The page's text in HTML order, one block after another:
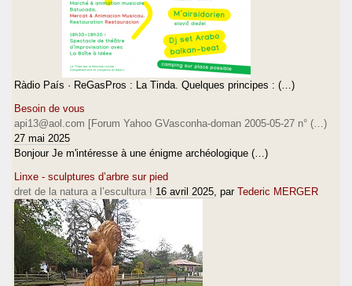
Ràdio País · ReGasPros : La Tinda. Quelques principes : (…)
Besoin de vous
api13@aol.com [Forum Yahoo GVasconha-doman 2005-05-27 n° (…)
27 mai 2025
Bonjour Je m'intéresse à une énigme archéologique (…)
Linxe - sculptures d’arbre sur pied
dret de la natura a l’escultura ! 16 avril 2025 , par Tederic MERGER